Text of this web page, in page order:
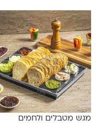
מגש מטבלים ולחמים